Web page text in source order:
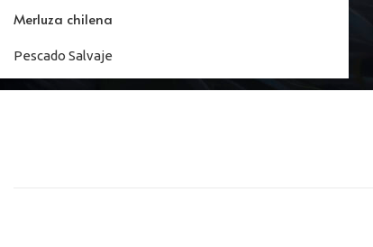
Merluza chilena
Pescado Salvaje